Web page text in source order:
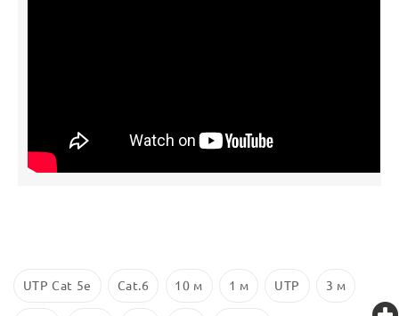
UTP Cat 5e Cat.6 10 м 1 м UTP 3 м